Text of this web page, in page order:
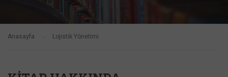
Anasayfa Lojistik Yönetimi